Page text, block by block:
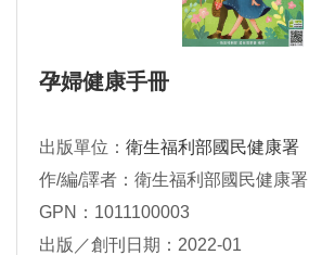
孕婦健康手冊
出版單位： 衛生福利部國民健康署
作/編/譯者：衛生福利部國民健康署
GPN：1011100003
出版／創刊日期：2022-01